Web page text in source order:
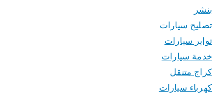
بنشر
تصليح سيارات
تواير سيارات
خدمة سيارات
كراج متنقل
كهرباء سيارات